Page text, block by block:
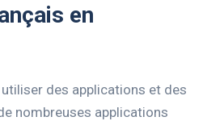
en
des applications et des
nombreuses applications